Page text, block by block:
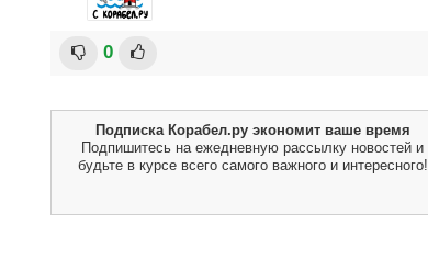
0
Подписка Корабел.ру экономит ваше время
Подпишитесь на ежедневную рассылку новостей и
будьте в курсе всего самого важного и интересного!